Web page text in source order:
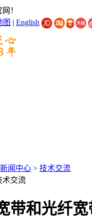
！
图 | English
新闻中心 > 技术交流
术交流
带和光纤